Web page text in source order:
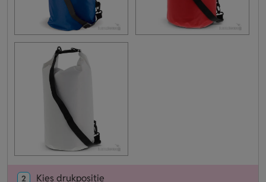
2 Kies drukpositie